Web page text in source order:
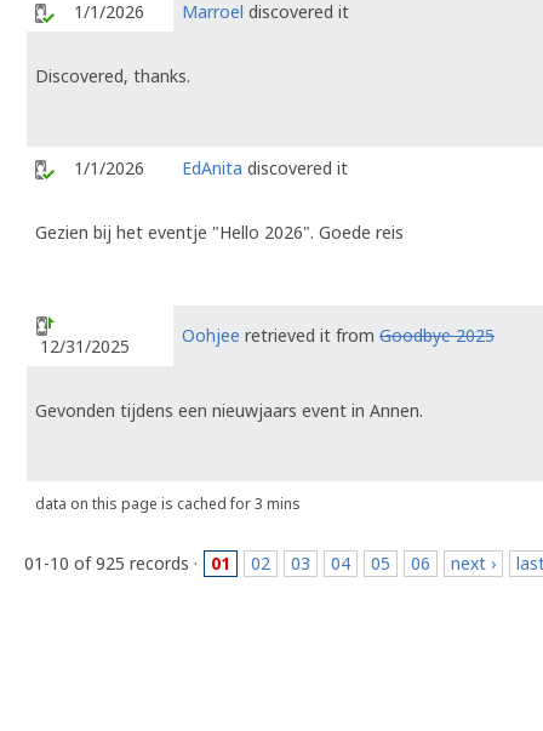
1/1/2026 Marroel discovered it
Discovered, thanks.
1/1/2026 EdAnita discovered it
Gezien bij het eventje "Hello 2026". Goede reis
12/31/2025 Oohjee retrieved it from Goodbye 2025
Gevonden tijdens een nieuwjaars event in Annen.
data on this page is cached for 3 mins
01-10 of 925 records · 01 02 03 04 05 06 next ›